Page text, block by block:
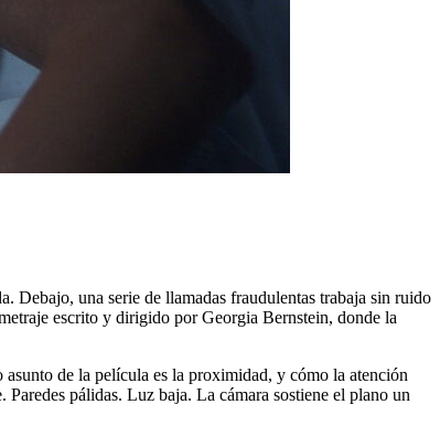
Debajo, una serie de llamadas fraudulentas trabaja sin ruido
escrito y dirigido por Georgia Bernstein, donde la
de la película es la proximidad, y cómo la atención
pálidas. Luz baja. La cámara sostiene el plano un